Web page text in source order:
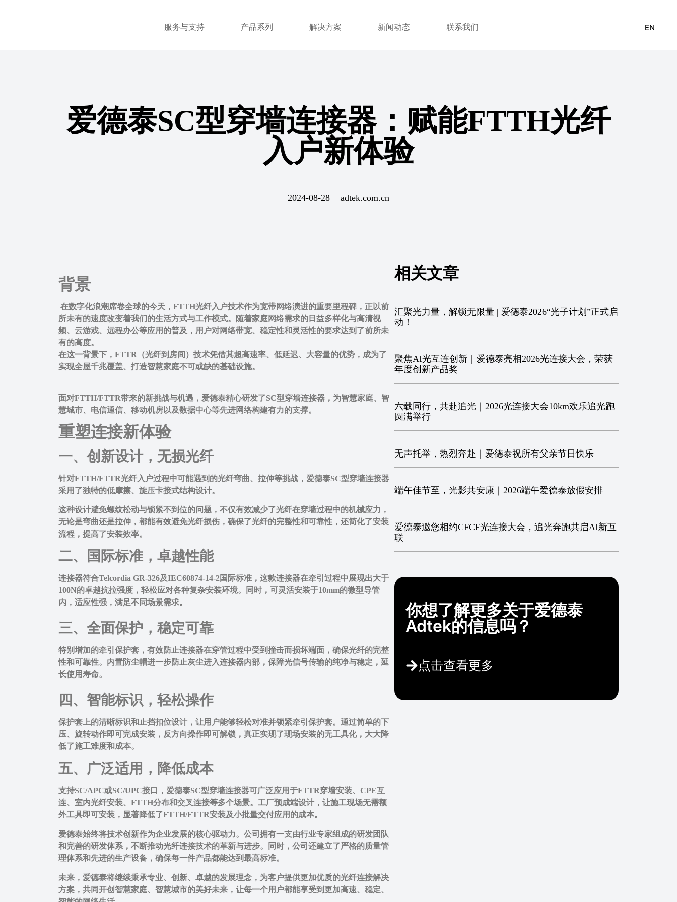
服务与支持 产品系列 解决方案 新闻动态 联系我们 EN
爱德泰SC型穿墙连接器：赋能FTTH光纤
入户新体验
2024-08-28 adtek.com.cn
背景
在数字化浪潮席卷全球的今天，FTTH光纤入户技术作为宽带网络演进的重要里程碑，正以前
所未有的速度改变着我们的生活方式与工作模式。随着家庭网络需求的日益多样化与高清视
频、云游戏、远程办公等应用的普及，用户对网络带宽、稳定性和灵活性的要求达到了前所未
有的高度。
在这一背景下，FTTR（光纤到房间）技术凭借其超高速率、低延迟、大容量的优势，成为了
实现全屋千兆覆盖、打造智慧家庭不可或缺的基础设施。
面对FTTH/FTTR带来的新挑战与机遇，爱德泰精心研发了SC型穿墙连接器，为智慧家庭、智
慧城市、电信通信、移动机房以及数据中心等先进网络构建有力的支撑。
重塑连接新体验
一、 创新设计，无损光纤
针对FTTH/FTTR光纤入户过程中可能遇到的光纤弯曲、拉伸等挑战，爱德泰SC型穿墙连接器
采用了独特的低摩擦、旋压卡接式结构设计。
这种设计避免螺纹松动与锁紧不到位的问题，不仅有效减少了光纤在穿墙过程中的机械应力，
无论是弯曲还是拉伸，都能有效避免光纤损伤，确保了光纤的完整性和可靠性，还简化了安装
流程，提高了安装效率。
二、国际标准，卓越性能
连接器符合Telcordia GR-326及IEC60874-14-2国际标准，这款连接器在牵引过程中展现出大于
100N的卓越抗拉强度，轻松应对各种复杂安装环境。同时，可灵活安装于10mm的微型导管
内，适应性强，满足不同场景需求。
三、全面保护，稳定可靠
特别增加的牵引保护套，有效防止连接器在穿管过程中受到撞击而损坏端面，确保光纤的完整
性和可靠性。内置防尘帽进一步防止灰尘进入连接器内部，保障光信号传输的纯净与稳定，延
长使用寿命。
四、智能标识，轻松操作
保护套上的清晰标识和止挡扣位设计，让用户能够轻松对准并锁紧牵引保护套。通过简单的下
压、旋转动作即可完成安装，反方向操作即可解锁，真正实现了现场安装的无工具化，大大降
低了施工难度和成本。
五、广泛适用，降低成本
支持SC/APC或SC/UPC接口，爱德泰SC型穿墙连接器可广泛应用于FTTR穿墙安装、CPE互
连、室内光纤安装、FTTH分布和交叉连接等多个场景。工厂预成端设计，让施工现场无需额
外工具即可安装，显著降低了FTTH/FTTR安装及小批量交付应用的成本。
爱德泰始终将技术创新作为企业发展的核心驱动力。公司拥有一支由行业专家组成的研发团队
和完善的研发体系，不断推动光纤连接技术的革新与进步。同时，公司还建立了严格的质量管
理体系和先进的生产设备，确保每一件产品都能达到最高标准。
未来，爱德泰将继续秉承专业、创新、卓越的发展理念，为客户提供更加优质的光纤连接解决
方案，共同开创智慧家庭、智慧城市的美好未来，让每一个用户都能享受到更加高速、稳定、
相关文章
汇聚光力量，解锁无限量 | 爱德泰2026“光子计划”正式启
动！
聚焦AI光互连创新｜爱德泰亮相2026光连接大会，荣获
年度创新产品奖
六载同行，共赴追光｜2026光连接大会10km欢乐追光跑
圆满举行
无声托举，热烈奔赴｜爱德泰祝所有父亲节日快乐
端午佳节至，光影共安康｜2026端午爱德泰放假安排
爱德泰邀您相约CFCF光连接大会，追光奔跑共启AI新互
联
你想了解更多关于爱德泰
Adtek的信息吗？
点击查看更多